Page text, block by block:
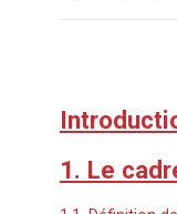
1. Le